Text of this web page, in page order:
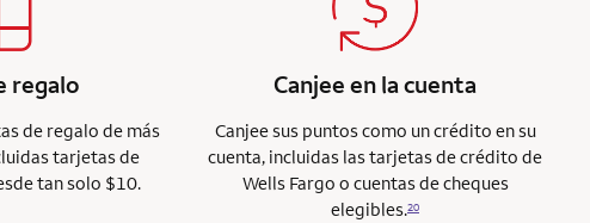
regalo
de regalo de más
tarjetas de
tan solo $10.
Canjee en la cuenta
Canjee sus puntos como un crédito en su
cuenta, incluidas las tarjetas de crédito de
Wells Fargo o cuentas de cheques
elegibles.20